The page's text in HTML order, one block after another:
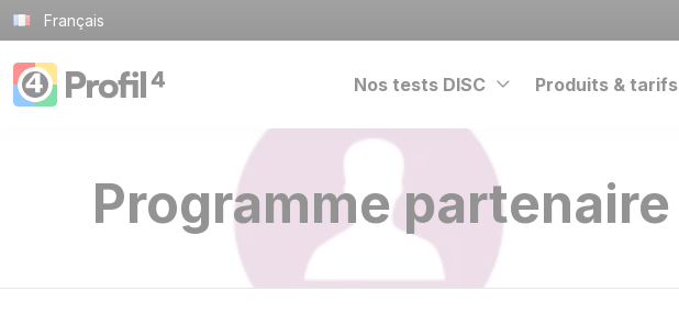
Français
Nos tests DISC Produits & tarifs
Programme partenaire
Panneau de gestion des cookies